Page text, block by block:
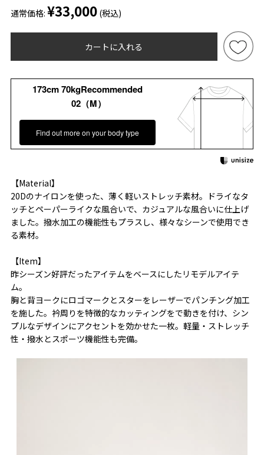
通常価格: ¥33,000 (税込)
カートに入れる
173cm 70kgRecommended
02（M）
Find out more on your body type
【Material】
20Dのナイロンを使った、薄く軽いストレッチ素材。ドライなタ
ッチとペーパーライクな風合いで、カジュアルな風合いに仕上げ
ました。撥水加工の機能性もプラスし、様々なシーンで使用でき
る素材。
【Item】
昨シーズン好評だったアイテムをベースにしたリモデルアイテ
ム。
胸と背ヨークにロゴマークとスターをレーザーでパンチング加工
を施した。衿周りを特徴的なカッティングをで動きを付け、シン
プルなデザインにアクセントを効かせた一枚。軽量・ストレッチ
性・撥水とスポーツ機能性も完備。